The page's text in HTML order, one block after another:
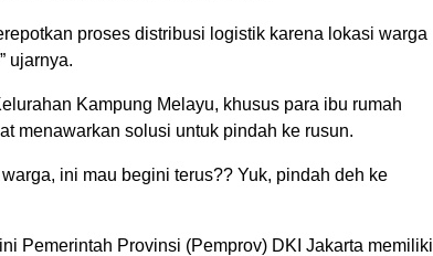
proses distribusi logistik karena lokasi warga
ujarnya.
Kampung Melayu, khusus para ibu rumah
menawarkan solusi untuk pindah ke rusun.
ini mau begini terus?? Yuk, pindah deh ke
Pemerintah Provinsi (Pemprov) DKI Jakarta memiliki